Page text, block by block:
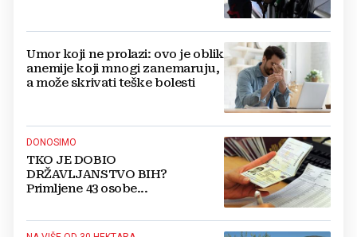
Umor koji ne prolazi: ovo je oblik
anemije koji mnogi zanemaruju,
a može skrivati teške bolesti
DONOSIMO
TKO JE DOBIO
DRŽAVLJANSTVO BIH?
Primljene 43 osobe...